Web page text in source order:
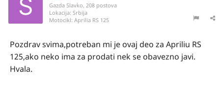
Gazda Slavko, 208 postova
Lokacija: Srbija
Motocikl: Aprilia RS 125
Pozdrav svima,potreban mi je ovaj deo za Apriliu RS
125,ako neko ima za prodati nek se obavezno javi.
Hvala.